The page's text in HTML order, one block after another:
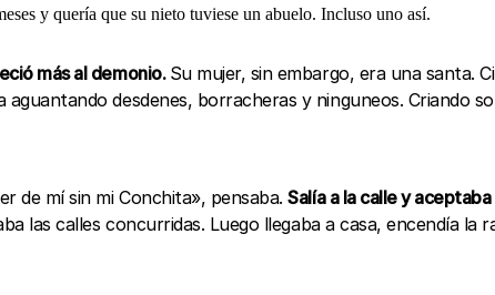
y quería que su nieto tuviese un abuelo. Incluso uno así.
más al demonio. Su mujer, sin embargo, era una santa.
desdenes, borracheras y ninguneos. Criando
de mí sin mi Conchita», pensaba.Salía a la calle y
las calles concurridas. Luego llegaba a casa, encendía la